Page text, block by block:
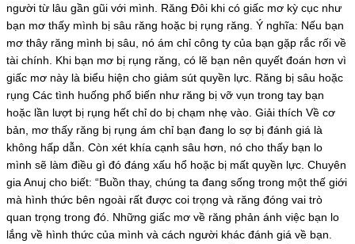
người từ lâu gần gũi với mình. Răng Đôi khi có giấc mơ kỳ cục như
bạn mơ thấy mình bị sâu răng hoặc bị rụng răng. Ý nghĩa: Nếu bạn
mơ thây răng mình bị sâu, nó ám chỉ công ty của bạn gặp rắc rối về
tài chính. Khi bạn mơ bị rụng răng, có lẽ bạn nên quyết đoán hơn vì
giấc mơ này là biểu hiện cho giảm sút quyền lực. Răng bị sâu hoặc
rụng Các tình huống phổ biến như răng bị vỡ vụn trong tay bạn
hoặc lần lượt bị rụng hết chỉ do bị chạm nhẹ vào. Giải thích Về cơ
bản, mơ thấy răng bị rụng ám chỉ bạn đang lo sợ bị đánh giá là
không hấp dẫn. Còn xét khía cạnh sâu hơn, nó cho thấy bạn lo
mình sẽ làm điều gì đó đáng xấu hổ hoặc bị mất quyền lực. Chuyên
gia Anuj cho biết: “Buồn thay, chúng ta đang sống trong một thế giới
mà hình thức bên ngoài rất được coi trọng và răng đóng vai trò
quan trọng trong đó. Những giấc mơ về răng phản ánh việc bạn lo
lắng về hình thức của mình và cách người khác đánh giá về bạn.